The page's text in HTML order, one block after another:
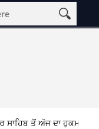
ਤੋਂ ਅੱਜ ਦਾ ਹੁਕਮਨਾਮਾ